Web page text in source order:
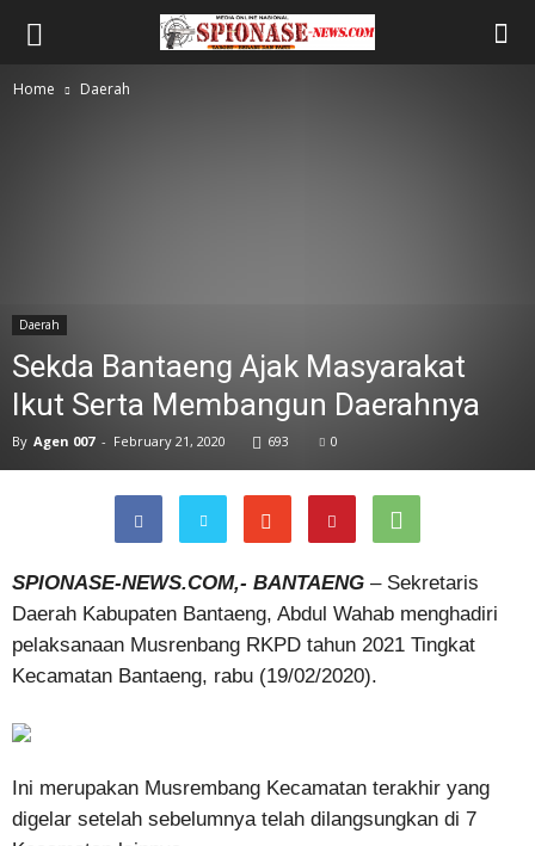
Home Daerah
Daerah
Sekda Bantaeng Ajak Masyarakat
Ikut Serta Membangun Daerahnya
By Agen 007 - February 21, 2020 693 0
SPIONASE-NEWS.COM,- BANTAENG – Sekretaris
Daerah Kabupaten Bantaeng, Abdul Wahab menghadiri
pelaksanaan Musrenbang RKPD tahun 2021 Tingkat
Kecamatan Bantaeng, rabu (19/02/2020).
Ini merupakan Musrembang Kecamatan terakhir yang
digelar setelah sebelumnya telah dilangsungkan di 7